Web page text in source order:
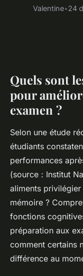
Valentine•24
Quels sont
pour
examen ?
Selon une étude
étudiants
performances
(source : Institut
aliments
mémoire ?
fonctions
préparation aux
comment certains
différence au